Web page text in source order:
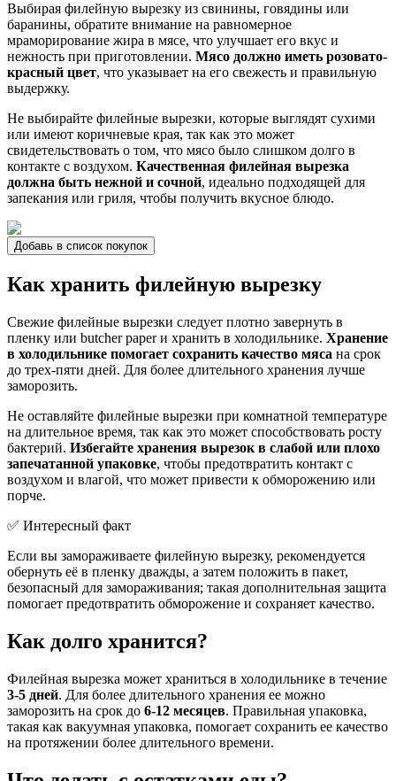
Выбирая филейную вырезку из свинины, говядины или
баранины, обратите внимание на равномерное
мраморирование жира в мясе, что улучшает его вкус и
нежность при приготовлении. Мясо должно иметь розовато-
красный цвет, что указывает на его свежесть и правильную
выдержку.
Не выбирайте филейные вырезки, которые выглядят сухими
или имеют коричневые края, так как это может
свидетельствовать о том, что мясо было слишком долго в
контакте с воздухом. Качественная филейная вырезка
должна быть нежной и сочной, идеально подходящей для
запекания или гриля, чтобы получить вкусное блюдо.
Добавь в список покупок
Как хранить филейную вырезку
Свежие филейные вырезки следует плотно завернуть в
пленку или butcher paper и хранить в холодильнике. Хранение
в холодильнике помогает сохранить качество мяса на срок
до трех-пяти дней. Для более длительного хранения лучше
заморозить.
Не оставляйте филейные вырезки при комнатной температуре
на длительное время, так как это может способствовать росту
бактерий. Избегайте хранения вырезок в слабой или плохо
запечатанной упаковке, чтобы предотвратить контакт с
воздухом и влагой, что может привести к обморожению или
порче.
✅ Интересный факт
Если вы замораживаете филейную вырезку, рекомендуется
обернуть её в пленку дважды, а затем положить в пакет,
безопасный для замораживания; такая дополнительная защита
помогает предотвратить обморожение и сохраняет качество.
Как долго хранится?
Филейная вырезка может храниться в холодильнике в течение
3-5 дней. Для более длительного хранения ее можно
заморозить на срок до 6-12 месяцев. Правильная упаковка,
такая как вакуумная упаковка, помогает сохранить ее качество
на протяжении более длительного времени.